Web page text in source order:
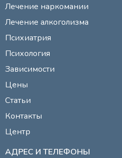
Лечение наркомании
Лечение алкоголизма
Психиатрия
Психология
Зависимости
Цены
Статьи
Контакты
Центр
АДРЕС И ТЕЛЕФОНЫ